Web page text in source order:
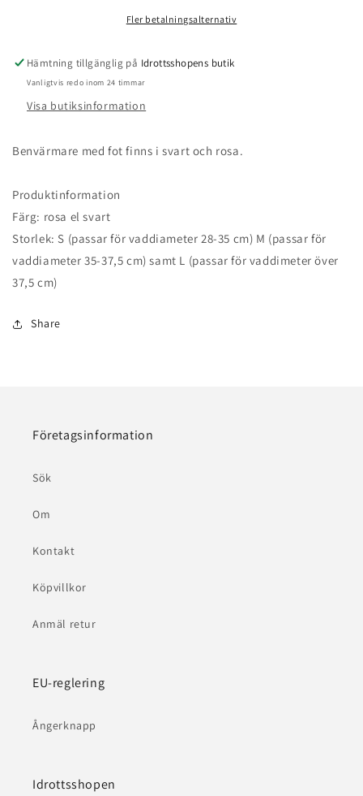
Fler betalningsalternativ
Hämtning tillgänglig på Idrottsshopens butik
Vanligtvis redo inom 24 timmar
Visa butiksinformation
Benvärmare med fot finns i svart och rosa.
Produktinformation
Färg: rosa el svart
Storlek: S (passar för vaddiameter 28-35 cm) M (passar för
vaddiameter 35-37,5 cm) samt L (passar för vaddimeter över
37,5 cm)
Share
Företagsinformation
Sök
Om
Kontakt
Köpvillkor
Anmäl retur
EU-reglering
Ångerknapp
Idrottsshopen